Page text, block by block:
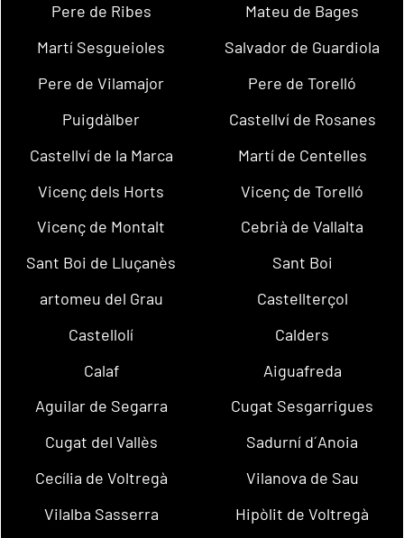
Pere de Ribes
Mateu de Bages
Martí Sesgueioles
Salvador de Guardiola
Pere de Vilamajor
Pere de Torelló
Puigdàlber
Castellví de Rosanes
Castellví de la Marca
Martí de Centelles
Vicenç dels Horts
Vicenç de Torelló
Vicenç de Montalt
Cebrià de Vallalta
Sant Boi de Lluçanès
Sant Boi
artomeu del Grau
Castellterçol
Castellolí
Calders
Calaf
Aiguafreda
Aguilar de Segarra
Cugat Sesgarrigues
Cugat del Vallès
Sadurní d´Anoia
Cecília de Voltregà
Vilanova de Sau
Vilalba Sasserra
Hipòlit de Voltregà